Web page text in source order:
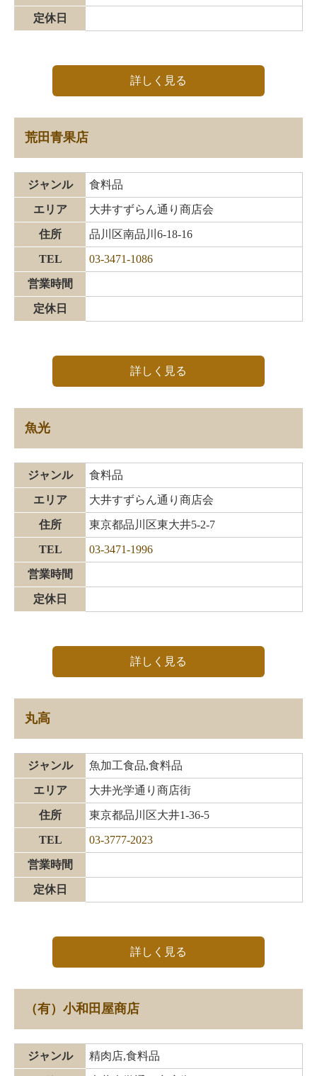
定休日
詳しく見る
荒田青果店
ジャンル 食料品
エリア 大井すずらん通り商店会
住所 品川区南品川6-18-16
TEL 03-3471-1086
営業時間
定休日
詳しく見る
魚光
ジャンル 食料品
エリア 大井すずらん通り商店会
住所 東京都品川区東大井5-2-7
TEL 03-3471-1996
営業時間
定休日
詳しく見る
丸高
ジャンル 魚加工食品,食料品
エリア 大井光学通り商店街
住所 東京都品川区大井1-36-5
TEL 03-3777-2023
営業時間
定休日
詳しく見る
（有）小和田屋商店
ジャンル 精肉店,食料品